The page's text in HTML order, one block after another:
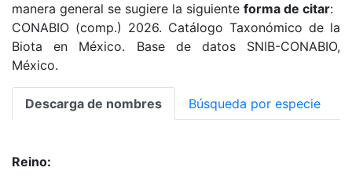
manera general se sugiere la siguiente forma de citar:
CONABIO (comp.) 2026. Catálogo Taxonómico de la
Biota en México. Base de datos SNIB-CONABIO,
México.
Descarga de nombres Búsqueda por especie
Reino: